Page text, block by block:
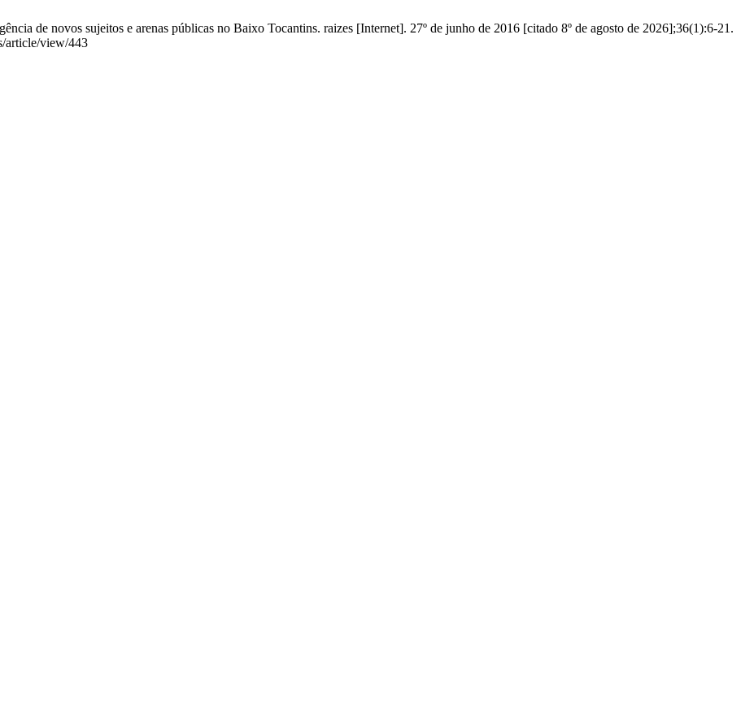
de novos sujeitos e arenas públicas no Baixo Tocantins. raizes [Internet]. 27º de junho de 2016 [citado 8º de agosto de 2026];36(1):6-21.
article/view/443